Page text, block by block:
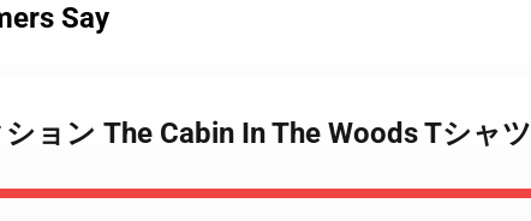
Say
ョン The Cabin In The Woods Tシャツ